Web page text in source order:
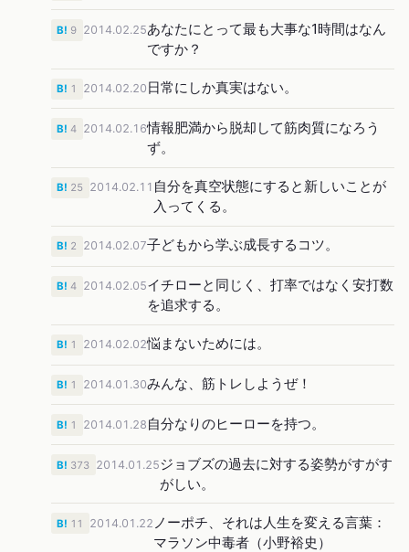
2014.02.25あなたにとって最も大事な1時間はなん
ですか？
B! 9
2014.02.20 日常にしか真実はない。
B! 1
2014.02.16情報肥満から脱却して筋肉質になろう
ず。
B! 4
2014.02.11 自分を真空状態にすると新しいことが
入ってくる。
B! 25
2014.02.07子どもから学ぶ成長するコツ。
B! 2
2014.02.05イチローと同じく、打率ではなく安打数
を追求する。
B! 4
2014.02.02悩まないためには。
B! 1
2014.01.30みんな、筋トレしようぜ！
B! 1
2014.01.28 自分なりのヒーローを持つ。
B! 1
2014.01.25ジョブズの過去に対する姿勢がすがす
がしい。
B! 373
2014.01.22 ノーポチ、それは人生を変える言葉：
マラソン中毒者（小野裕史）
B! 11